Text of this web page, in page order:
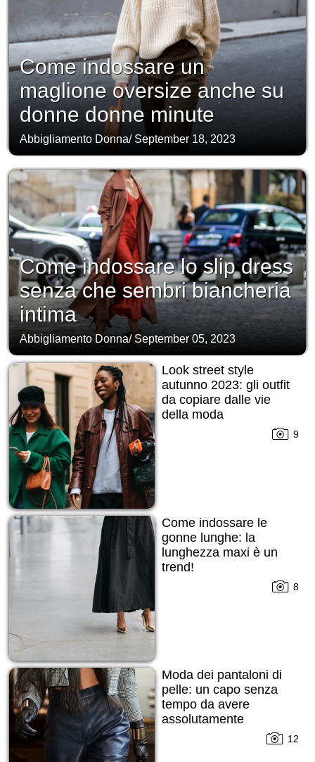
Come indossare un
maglione oversize anche su
donne donne minute
Abbigliamento Donna/ September 18, 2023
Come indossare lo slip dress
senza che sembri biancheria
intima
Abbigliamento Donna/September 05, 2023
Look street style
autunno 2023: gli outfit
da copiare dalle vie
della moda
9
Come indossare le
gonne lunghe: la
lunghezza maxi è un
trend!
8
Moda dei pantaloni di
pelle: un capo senza
tempo da avere
assolutamente
12